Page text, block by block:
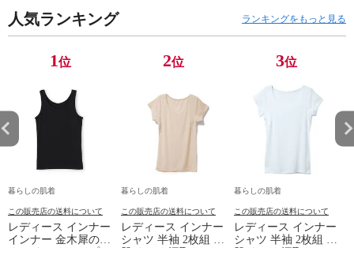
人気ランキング ランキングをもっと見る
1位
暮らしの肌着
この販売店の送料について
レディース インナー
インナー 金木犀のめ
ぐみ タンクトップ
2位
暮らしの肌着
この販売店の送料について
レディース インナー
シャツ 半袖 2枚組 素
肌ドライ 汗取り フ
3位
暮らしの肌着
この販売店の送料について
レディース インナー
シャツ 半袖 2枚組 素
肌ドライ 汗取り フ